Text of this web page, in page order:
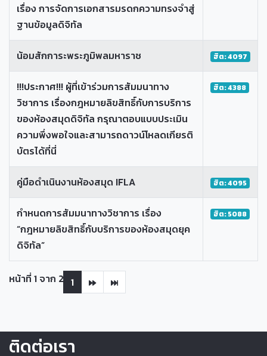
เรื่อง การจัดการเอกสารมรดกความทรงจำสู่
ฐานข้อมูลดิจิทัล
น้อมสักการะพระภูมิพลมหาราช ฮิต: 4097
!!!ประกาศ!!! ผู้ที่เข้าร่วมการสัมมนาทาง
วิชาการ เรื่องกฎหมายลิขสิทธิ์กับการบริการ
ของห้องสมุดดิจิทัล กรุณาตอบแบบประเมิน
ความพึ่งพอใจและสามารถดาวน์โหลดเกียรติ
บัตรได้ที่นี่
ฮิต: 4388
คู่มือดำเนินงานห้องสมุด IFLA ฮิต: 4095
กำหนดการสัมมนาทางวิชาการ เรื่อง
“กฎหมายลิขสิทธิ์กับบริการของห้องสมุดยุค
ดิจิทัล”
ฮิต: 5088
หน้าที่ 1 จาก 2 1
ติดต่อเรา